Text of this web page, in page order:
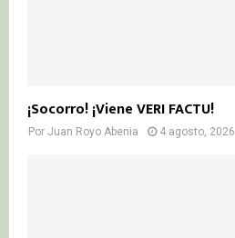
¡Socorro! ¡Viene VERI FACTU!
Por Juan Royo Abenia 4 agosto, 2026